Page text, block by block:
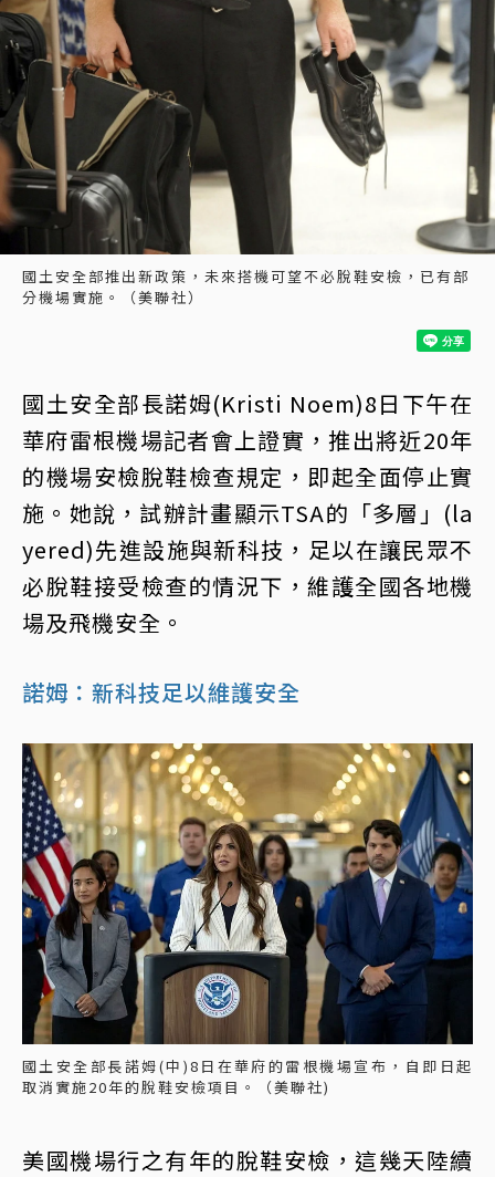
國土安全部推出新政策，未來搭機可望不必脫鞋安檢，已有部
分機場實施。（美聯社）
國土安全部長諾姆(Kristi Noem)8日下午在
華府雷根機場記者會上證實，推出將近20年
的機場安檢脫鞋檢查規定，即起全面停止實
施。她說，試辦計畫顯示TSA的「多層」(la
yered)先進設施與新科技，足以在讓民眾不
必脫鞋接受檢查的情況下，維護全國各地機
場及飛機安全。
諾姆：新科技足以維護安全
國土安全部長諾姆(中)8日在華府的雷根機場宣布，自即日起
取消實施20年的脫鞋安檢項目。（美聯社)
美國機場行之有年的脫鞋安檢，這幾天陸續